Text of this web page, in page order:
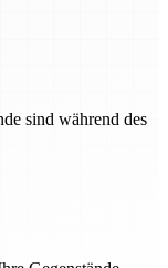
sind während des